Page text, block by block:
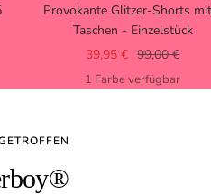
Provokante Glitzer-Shorts
Taschen - Einzelstück
Angebotspreis
39,95 € Regulärer
Preis
99,00 €
1 Farbe verfügbar